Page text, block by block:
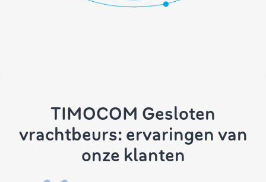
TIMOCOM Gesloten
vrachtbeurs: ervaringen van
onze klanten